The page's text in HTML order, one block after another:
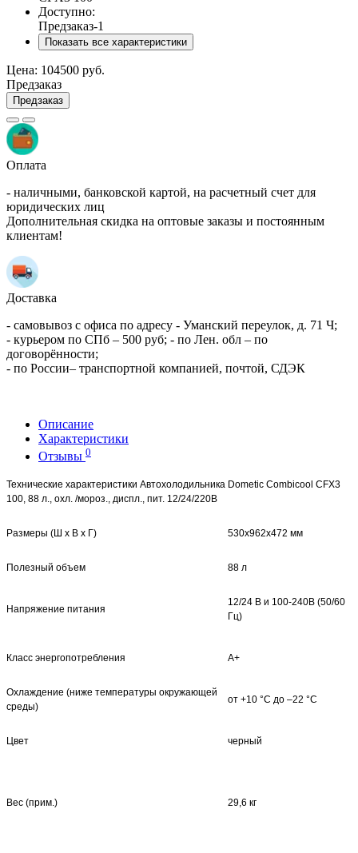
Доступно:
Предзаказ-1
Показать все характеристики
Цена: 104500 руб.
Предзаказ
Предзаказ
Оплата
- наличными, банковской картой, на расчетный счет для
юридических лиц
Дополнительная скидка на оптовые заказы и постоянным
клиентам!
Доставка
- самовывоз с офиса по адресу - Уманский переулок, д. 71 Ч;
- курьером по СПб – 500 руб; - по Лен. обл – по
договорённости;
- по России– транспортной компанией, почтой, СДЭК
Описание
Характеристики
Отзывы 0
Технические характеристики Автохолодильника Dometic Combicool CFX3
100, 88 л., охл. /мороз., диспл., пит. 12/24/220В
Размеры (Ш x В x Г) 530х962x472 мм
Полезный объем 88 л
Напряжение питания
12/24 В и 100-240В (50/60
Гц)
Класс энергопотребления А+
Охлаждение (ниже температуры окружающей
среды)
от +10 °C до –22 °C
Цвет черный
Вес (прим.) 29,6 кг